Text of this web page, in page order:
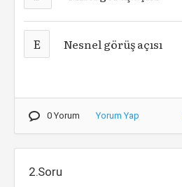
E Nesnel görüş açısı
0 Yorum Yorum Yap
2.Soru